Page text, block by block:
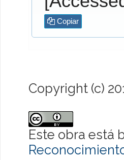
Copiar
Copyright (c)
Este obra está